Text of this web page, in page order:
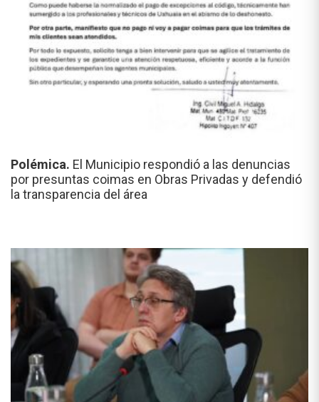
Polémica. El Municipio respondió a las denuncias
por presuntas coimas en Obras Privadas y defendió
la transparencia del área